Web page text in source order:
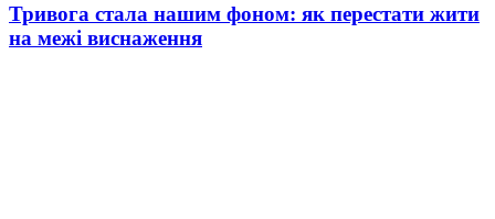
Тривога стала нашим фоном: як перестати жити
на межі виснаження